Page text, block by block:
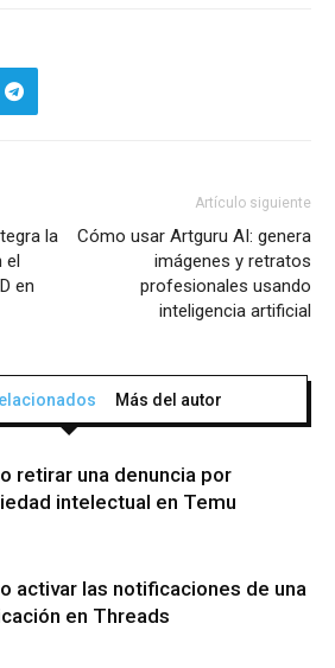
la
en
Artículo siguiente
Cómo usar Artguru AI: genera
imágenes y retratos
profesionales usando
inteligencia artificial
Más del autor
retirar una denuncia por
intelectual en Temu
activar las notificaciones de una
en Threads